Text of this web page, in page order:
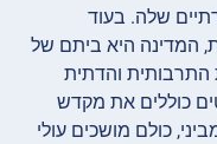
שלה. בעוד
המדינה היא ביתם של
והדתית
כוללים את מקדש
כולם מושכים עולי